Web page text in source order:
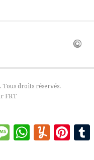
Tous droits réservés.
FRT
MessageWhatsAppYummly